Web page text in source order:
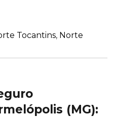
Tocantins, Norte
(MG):